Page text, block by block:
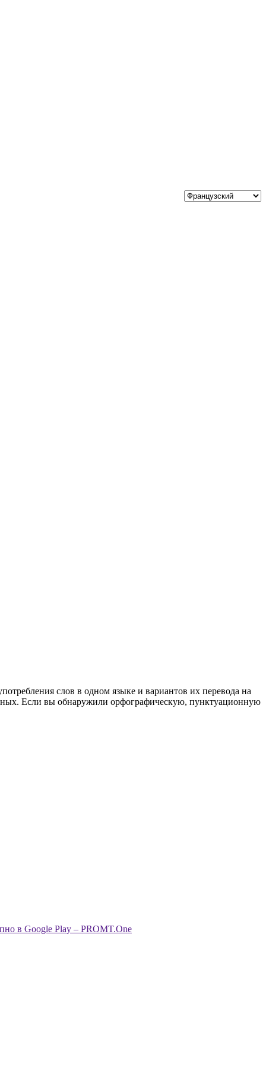
слов в одном языке и вариантов их перевода на
Если вы обнаружили орфографическую, пунктуационную